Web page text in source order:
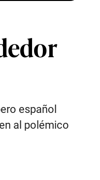
español
al polémico